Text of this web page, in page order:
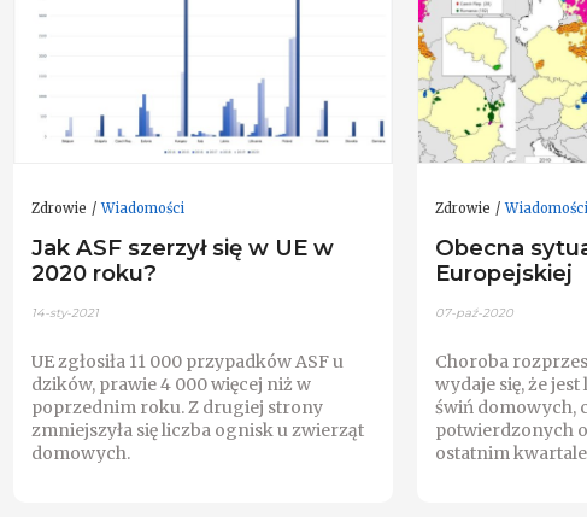
Zdrowie Wiadomości
Jak ASF szerzył się w UE w
2020 roku?
14-sty-2021
UE zgłosiła 11 000 przypadków ASF u
dzików, prawie 4 000 więcej niż w
poprzednim roku. Z drugiej strony
zmniejszyła się liczba ognisk u zwierząt
domowych.
Zdrowie Wiadomości
Obecna
Europejskiej
07-paź-2020
Choroba
wydaje się, że
świń domowych,
potwierdzonych
ostatnim